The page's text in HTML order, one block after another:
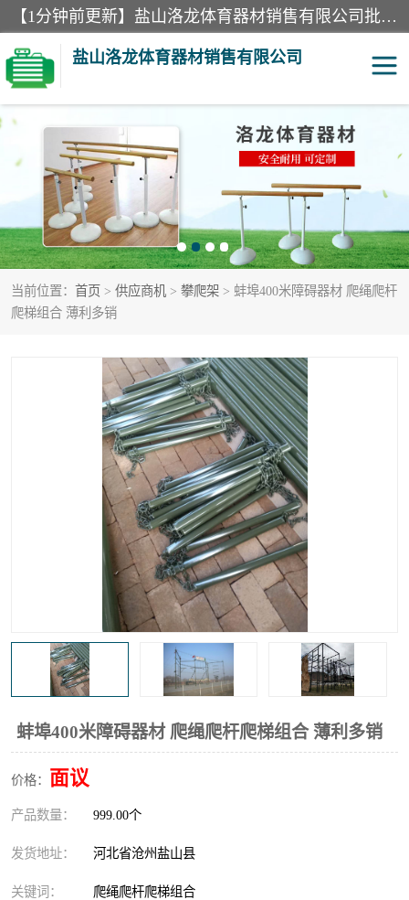
【1分钟前更新】盐山洛龙体育器材销售有限公司批量供应：300米障碍器材、400米障碍器材、部队训练器材、双杠、体操垫、舞蹈把杆等产品。盐山洛龙体育器材销售有限公司经过多年的发展，集研发，生产，销售，售后服务为一体. 奉行“质量，信誉，服务”的宗旨，以开拓创新的精神和真诚守信的态度积极进取。
盐山洛龙体育器材销售有限公司
当前位置： 首页 > 供应商机 > 攀爬架 > 蚌埠400米障碍器材 爬绳爬杆
爬梯组合 薄利多销
蚌埠400米障碍器材 爬绳爬杆爬梯组合 薄利多销
价格： 面议
产品数量： 999.00个
发货地址： 河北省沧州盐山县
关键词： 爬绳爬杆爬梯组合
单双杠 舞蹈把杆
400米障碍器材 体操垫
300米障碍器材 攀爬架
塑胶跑道 400米障碍器材1